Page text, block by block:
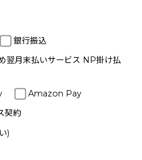
銀行振込
翌月末払いサービス NP掛け払
Amazon Pay
契約
)